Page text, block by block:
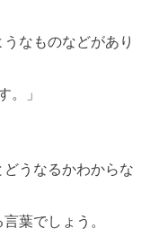
なものなどがあり
。」
どうなるかわからな
葉でしょう。